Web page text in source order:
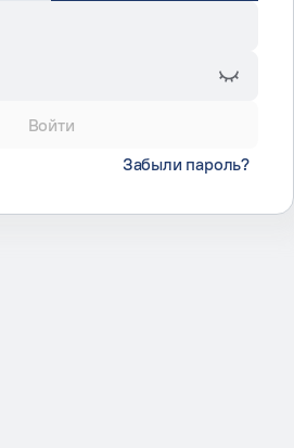
Войти
Забыли пароль?